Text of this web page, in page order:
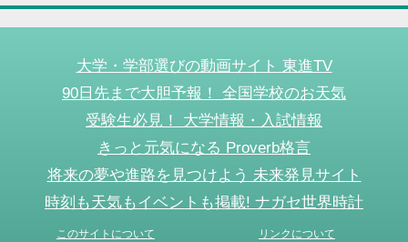
大学・学部選びの動画サイト 東進TV
90日先まで大胆予報！ 全国学校のお天気
受験生必見！ 大学情報・入試情報
きっと元気になる Proverb格言
将来の夢や進路を見つけよう 未来発見サイト
時刻も天気もイベントも掲載! ナガセ世界時計
このサイトについて
リンクについて